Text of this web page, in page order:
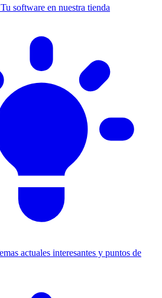
Tu software en nuestra tienda
actuales interesantes y puntos de